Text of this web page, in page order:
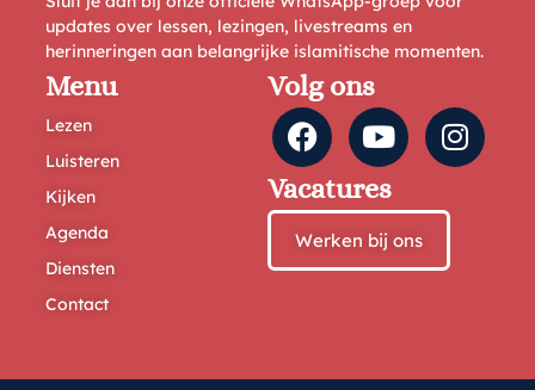
updates over lessen, lezingen, livestreams en
herinneringen aan belangrijke islamitische momenten.
Menu
Lezen
Luisteren
Kijken
Agenda
Diensten
Contact
Volg ons
Vacatures
Werken bij ons